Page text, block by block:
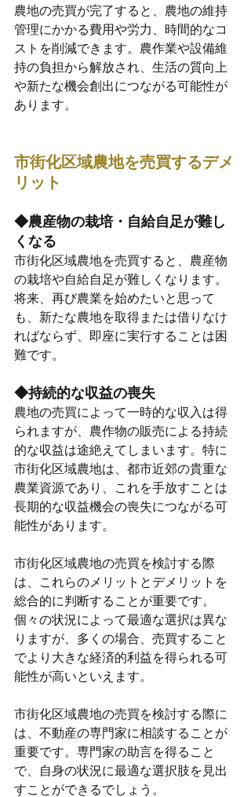
農地の売買が完了すると、農地の維持
管理にかかる費用や労力、時間的なコ
ストを削減できます。農作業や設備維
持の負担から解放され、生活の質向上
や新たな機会創出につながる可能性が
あります。
市街化区域農地を売買するデメ
リット
◆農産物の栽培・自給自足が難し
くなる
市街化区域農地を売買すると、農産物
の栽培や自給自足が難しくなります。
将来、再び農業を始めたいと思って
も、新たな農地を取得または借りなけ
ればならず、即座に実行することは困
難です。
◆持続的な収益の喪失
農地の売買によって一時的な収入は得
られますが、農作物の販売による持続
的な収益は途絶えてしまいます。特に
市街化区域農地は、都市近郊の貴重な
農業資源であり、これを手放すことは
長期的な収益機会の喪失につながる可
能性があります。
市街化区域農地の売買を検討する際
は、これらのメリットとデメリットを
総合的に判断することが重要です。
個々の状況によって最適な選択は異な
りますが、多くの場合、売買すること
でより大きな経済的利益を得られる可
能性が高いといえます。
市街化区域農地の売買を検討する際に
は、不動産の専門家に相談することが
重要です。専門家の助言を得ること
で、自身の状況に最適な選択肢を見出
すことができるでしょう。